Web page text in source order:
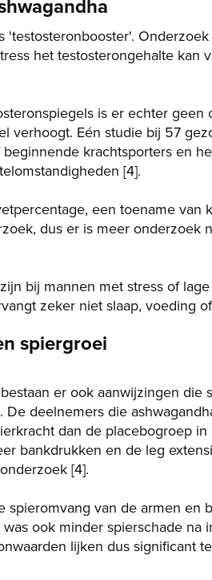
'testosteronbooster'.
het testosterongehalte kan
is er echter geen
verhoogt. Eén studie bij 57
krachtsporters en
[4].
een toename van
dus er is meer onderzoek
bij mannen met stress of
zeker niet slaap, voeding
spiergroei
er ook aanwijzingen die
deelnemers die
dan de placebogroep
bankdrukken en de leg
[4].
spieromvang van de armen en
ook minder spierschade na
lijken dus significant